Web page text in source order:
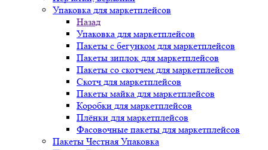
Упаковка для маркетплейсов
Назад
Упаковка для маркетплейсов
Пакеты с бегунком для маркетплейсов
Пакеты зиплок для маркетплейсов
Пакеты со скотчем для маркетплейсов
Скотч для маркетплейсов
Пакеты майка для маркетплейсов
Коробки для маркетплейсов
Плёнки для маркетплейсов
Фасовочные пакеты для маркетплейсов
Пакеты Честная Упаковка